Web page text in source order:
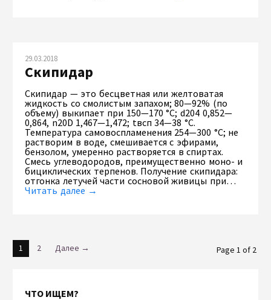
29.03.2018
Скипидар
Скипидар — это бесцветная или желтоватая
жидкость со смолистым запахом; 80—92% (по
объему) выкипает при 150—170 °С; d204 0,852—
0,864, n20D 1,467—1,472; tвсп 34—38 °С.
Температура самовоспламенения 254—300 °С; не
растворим в воде, смешивается с эфирами,
бензолом, умеренно растворяется в спиртах.
Смесь углеводородов, преимущественно моно- и
бициклических терпенов. Получение скипидара:
отгонка летучей части сосновой живицы при…
Читать далее →
1 2 Далее → Page 1 of 2
ЧТО ИЩЕМ?